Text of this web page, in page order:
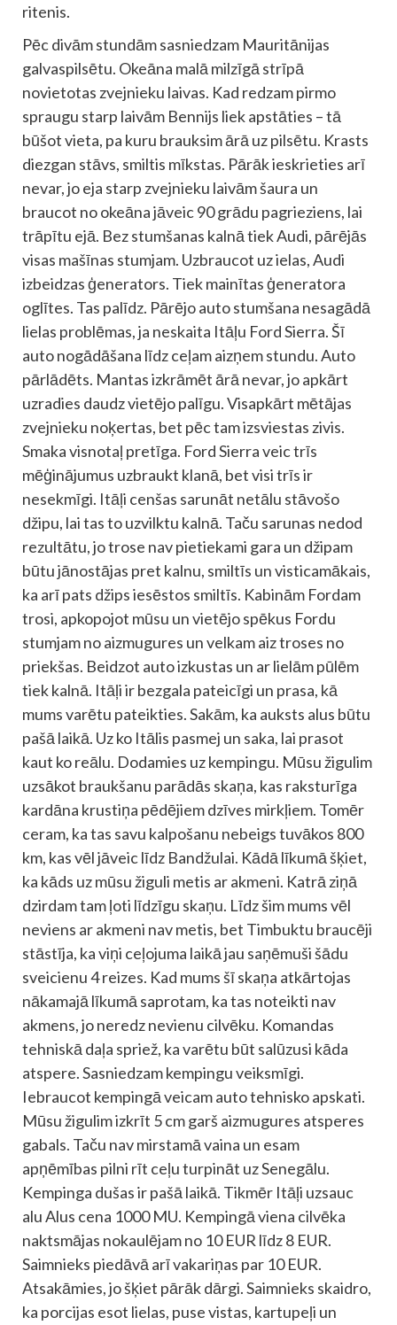
ritenis.
Pēc divām stundām sasniedzam Mauritānijas
galvaspilsētu. Okeāna malā milzīgā strīpā
novietotas zvejnieku laivas. Kad redzam pirmo
spraugu starp laivām Bennijs liek apstāties – tā
būšot vieta, pa kuru brauksim ārā uz pilsētu. Krasts
diezgan stāvs, smiltis mīkstas. Pārāk ieskrieties arī
nevar, jo eja starp zvejnieku laivām šaura un
braucot no okeāna jāveic 90 grādu pagrieziens, lai
trāpītu ejā. Bez stumšanas kalnā tiek Audi, pārējās
visas mašīnas stumjam. Uzbraucot uz ielas, Audi
izbeidzas ģenerators. Tiek mainītas ģeneratora
oglītes. Tas palīdz. Pārējo auto stumšana nesagādā
lielas problēmas, ja neskaita Itāļu Ford Sierra. Šī
auto nogādāšana līdz ceļam aizņem stundu. Auto
pārlādēts. Mantas izkrāmēt ārā nevar, jo apkārt
uzradies daudz vietējo palīgu. Visapkārt mētājas
zvejnieku noķertas, bet pēc tam izsviestas zivis.
Smaka visnotaļ pretīga. Ford Sierra veic trīs
mēģinājumus uzbraukt klanā, bet visi trīs ir
nesekmīgi. Itāļi cenšas sarunāt netālu stāvošo
džipu, lai tas to uzvilktu kalnā. Taču sarunas nedod
rezultātu, jo trose nav pietiekami gara un džipam
būtu jānostājas pret kalnu, smiltīs un visticamākais,
ka arī pats džips iesēstos smiltīs. Kabinām Fordam
trosi, apkopojot mūsu un vietējo spēkus Fordu
stumjam no aizmugures un velkam aiz troses no
priekšas. Beidzot auto izkustas un ar lielām pūlēm
tiek kalnā. Itāļi ir bezgala pateicīgi un prasa, kā
mums varētu pateikties. Sakām, ka auksts alus būtu
pašā laikā. Uz ko Itālis pasmej un saka, lai prasot
kaut ko reālu. Dodamies uz kempingu. Mūsu žigulim
uzsākot braukšanu parādās skaņa, kas raksturīga
kardāna krustiņa pēdējiem dzīves mirkļiem. Tomēr
ceram, ka tas savu kalpošanu nebeigs tuvākos 800
km, kas vēl jāveic līdz Bandžulai. Kādā līkumā šķiet,
ka kāds uz mūsu žiguli metis ar akmeni. Katrā ziņā
dzirdam tam ļoti līdzīgu skaņu. Līdz šim mums vēl
neviens ar akmeni nav metis, bet Timbuktu braucēji
stāstīja, ka viņi ceļojuma laikā jau saņēmuši šādu
sveicienu 4 reizes. Kad mums šī skaņa atkārtojas
nākamajā līkumā saprotam, ka tas noteikti nav
akmens, jo neredz nevienu cilvēku. Komandas
tehniskā daļa spriež, ka varētu būt salūzusi kāda
atspere. Sasniedzam kempingu veiksmīgi.
Iebraucot kempingā veicam auto tehnisko apskati.
Mūsu žigulim izkrīt 5 cm garš aizmugures atsperes
gabals. Taču nav mirstamā vaina un esam
apņēmības pilni rīt ceļu turpināt uz Senegālu.
Kempinga dušas ir pašā laikā. Tikmēr Itāļi uzsauc
alu Alus cena 1000 MU. Kempingā viena cilvēka
naktsmājas nokaulējam no 10 EUR līdz 8 EUR.
Saimnieks piedāvā arī vakariņas par 10 EUR.
Atsakāmies, jo šķiet pārāk dārgi. Saimnieks skaidro,
ka porcijas esot lielas, puse vistas, kartupeļi un